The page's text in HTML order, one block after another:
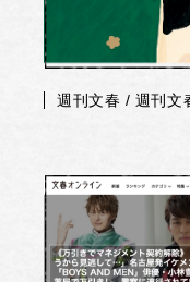
週刊文春 / 週刊文